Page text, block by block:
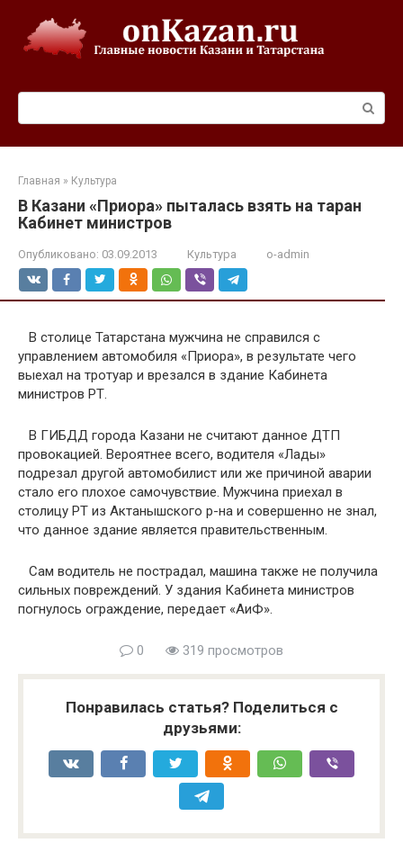
контенту
Главная » Культура
В Казани «Приора» пыталась взять на таран
Кабинет министров
Опубликовано: 03.09.2013 Культура o-admin
В столице Татарстана мужчина не справился с
управлением автомобиля «Приора», в результате чего
выехал на тротуар и врезался в здание Кабинета
министров РТ.
В ГИБДД города Казани не считают данное ДТП
провокацией. Вероятнее всего, водителя «Лады»
подрезал другой автомобилист или же причиной аварии
стало его плохое самочувствие. Мужчина приехал в
столицу РТ из Актанышского р-на и совершенно не знал,
что данное здание является правительственным.
Сам водитель не пострадал, машина также не получила
сильных повреждений. У здания Кабинета министров
погнулось ограждение, передает «АиФ».
0 319 просмотров
Понравилась статья? Поделиться с
друзьями: